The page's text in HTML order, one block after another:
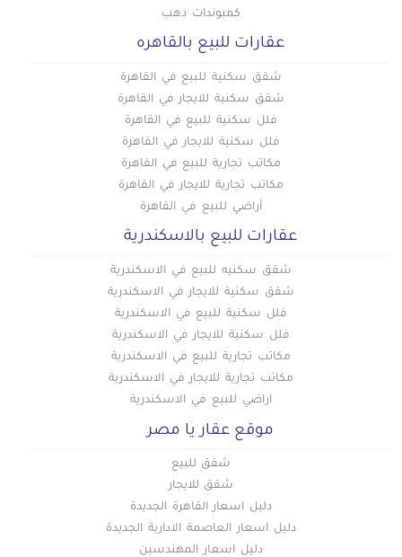
كمبوندات دهب
عقارات للبيع بالقاهره
شقق سكنية للبيع في القاهرة
شقق سكنية للايجار في القاهرة
فلل سكنية للبيع في القاهرة
فلل سكنية للايجار في القاهرة
مكاتب تجارية للبيع في القاهرة
مكاتب تجارية للايجار في القاهرة
أراضي للبيع في القاهرة
عقارات للبيع بالاسكندرية
شقق سكنيه للبيع في الاسكندرية
شقق سكنية للايجار في الاسكندرية
فلل سكنية للبيع في الاسكندرية
فلل سكنية للايجار في الاسكندرية
مكاتب تجارية للبيع في الاسكندرية
مكاتب تجارية للايجار في الاسكندرية
اراضي للبيع في الاسكندرية
موقع عقار يا مصر
شقق للبيع
شقق للايجار
دليل اسعار القاهرة الجديدة
دليل اسعار العاصمة الادارية الجديدة
دليل اسعار المهندسين